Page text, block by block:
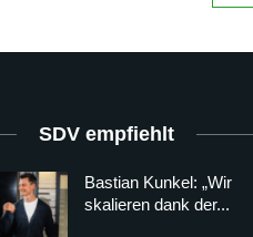
SDV empfiehlt
Bastian Kunkel: „Wir
skalieren dank der...